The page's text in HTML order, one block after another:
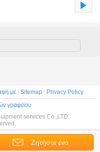
Ζητήστε ένα
με| Sitemap|
Privacy Policy
γραφείου
services Co.,LTD.